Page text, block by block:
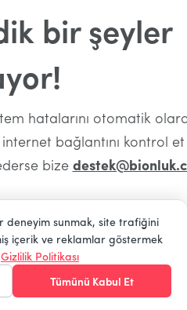
bir şeyler
hatalarını otomatik
bağlantını kontrol
bize
Dön
deneyim sunmak, site trafiğini
içerik ve reklamlar göstermek
Gizlilik Politikası
Tümünü Kabul Et